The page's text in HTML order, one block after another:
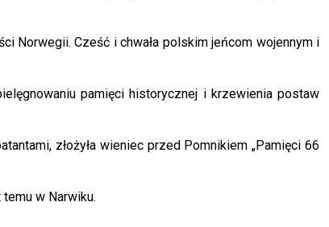
Norwegii. Cześć i chwała polskim jeńcom wojennym i
pamięci historycznej i krzewienia postaw
złożyła wieniec przed Pomnikiem „Pamięci 66
w Narwiku.